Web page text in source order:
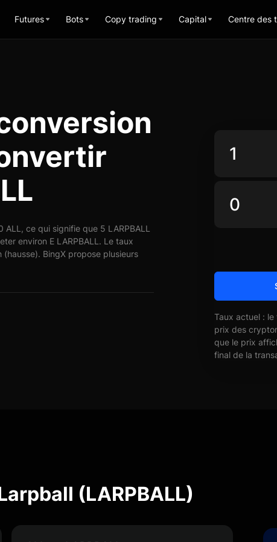
Futures Bots Copy trading Capital Centre des
ce qui signifie que 5 LARPBALL
environ E LARPBALL. Le taux
BingX propose plusieurs
Taux actuel :
prix des
que le prix
final de la
(LARPBALL)